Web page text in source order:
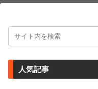
人気記事